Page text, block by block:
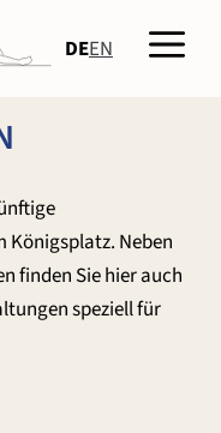
DEEN
Königsplatz. Neben
finden Sie hier auch
speziell für